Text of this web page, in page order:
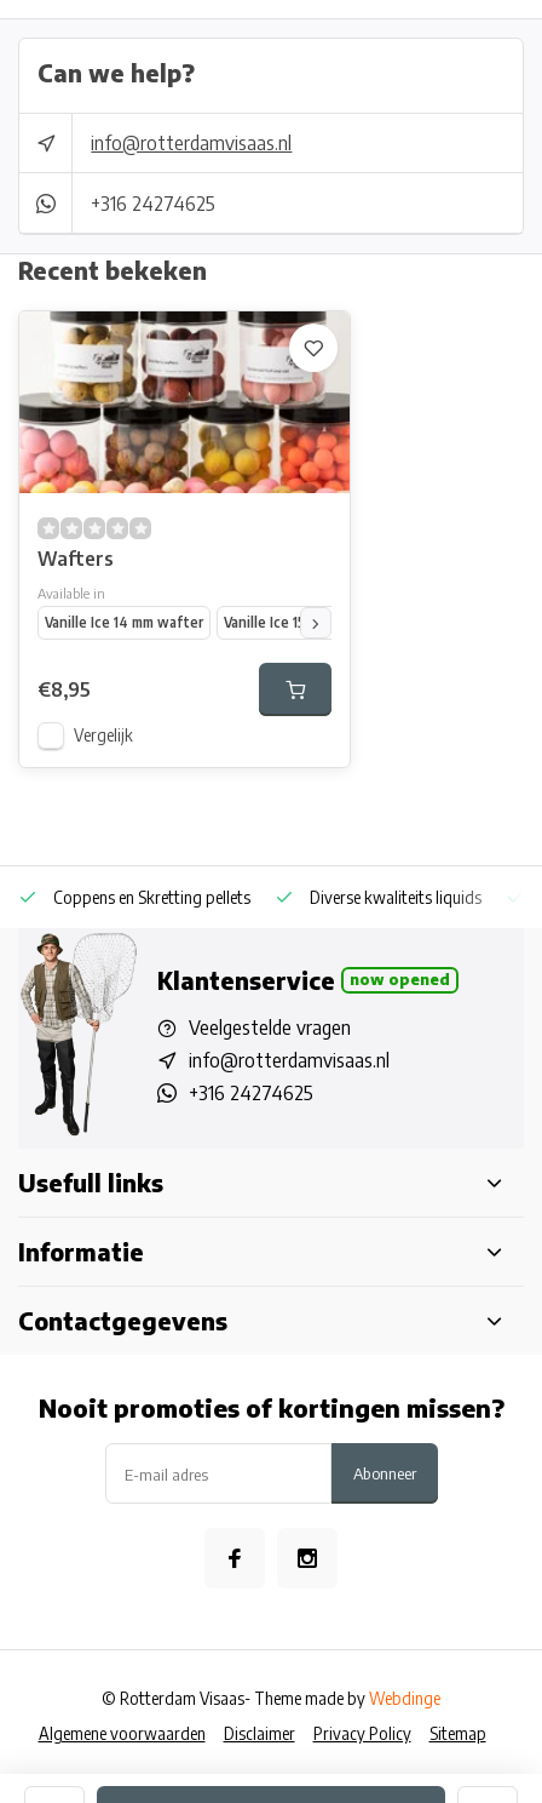
Can we help?
info@rotterdamvisaas.nl
+316 24274625
Recent bekeken
Wafters
Available in
Vanille Ice 14 mm wafter
Vanille Ice 15/18 mm dumbel wafter
€8,95
Vergelijk
Coppens en Skretting pellets Diverse kwaliteits liquids
Klantenservice now opened
Veelgestelde vragen
info@rotterdamvisaas.nl
+316 24274625
Usefull links
Informatie
Contactgegevens
Nooit promoties of kortingen missen?
Abonneer
Algemene voorwaarden Disclaimer Privacy Policy Sitemap
© Rotterdam Visaas- Theme made byWebdinge